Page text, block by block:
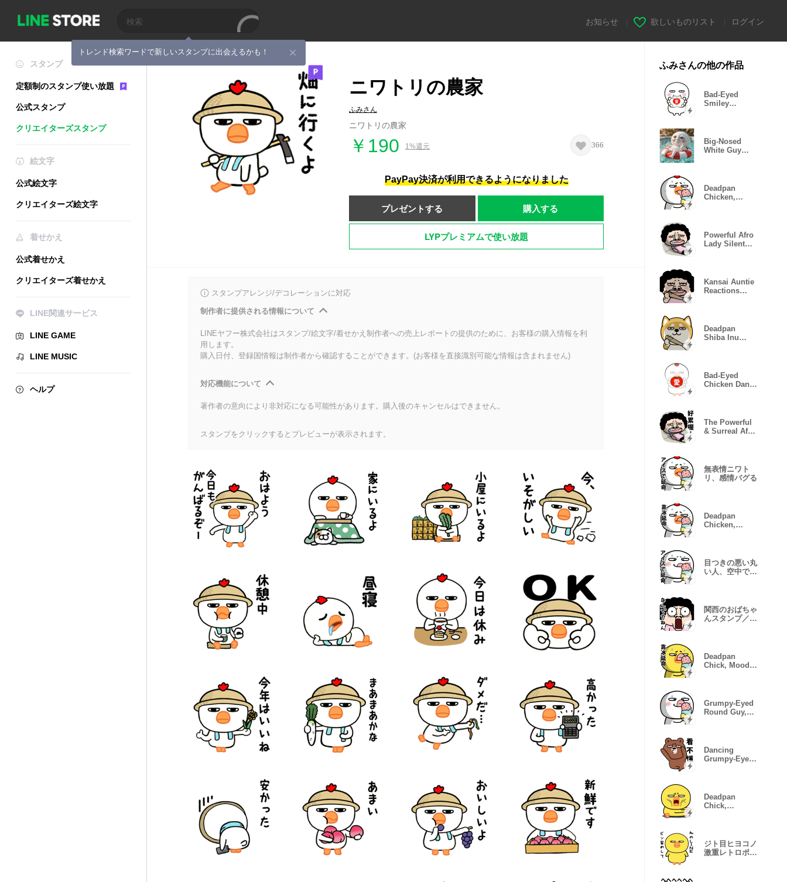
トレンド検索ワードで新しいスタンプに出会えるかも！
お知らせ 欲しいものリスト ログイン
スタンプ
定額制のスタンプ使い放題
公式スタンプ
クリエイターズスタンプ
絵文字
公式絵文字
クリエイターズ絵文字
着せかえ
公式着せかえ
クリエイターズ着せかえ
LINE関連サービス
LINE GAME
LINE MUSIC
ヘルプ
ニワトリの農家
ふみさん
ニワトリの農家
￥190 1%還元 366
PayPay決済が利用できるようになりました
プレゼントする 購入する
LYPプレミアムで使い放題
スタンプアレンジ/デコレーションに対応
制作者に提供される情報について
LINEヤフー株式会社はスタンプ/絵文字/着せかえ制作者への売上レポートの提供のために、お客様の購入情報を利
用します。
購入日付、登録国情報は制作者から確認することができます。(お客様を直接識別可能な情報は含まれません)
対応機能について
著作者の意向により非対応になる可能性があります。購入後のキャンセルはできません。
スタンプをクリックするとプレビューが表示されます。
ふみさんの他の作品
Bad-Eyed
Smiley
Big-Nosed
White Guy
Deadpan
Chicken,
Powerful Afro
Lady Silent
Kansai Auntie
Reactions
Deadpan
Shiba Inu
Bad-Eyed
Chicken Dance
The Powerful
& Surreal Afro
無表情ニワト
リ、感情バグる
Deadpan
Chicken,
目つきの悪い丸
い人、空中でバ
関西のおばちゃ
んスタンプ／ツ
Deadpan
Chick, Mood
Grumpy-Eyed
Round Guy,
Dancing
Grumpy-Eyed
Deadpan
Chick,
ジト目ヒヨコノ
激重レトロポッ